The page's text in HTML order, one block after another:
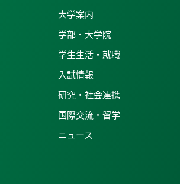
大学案内
学部・大学院
学生生活・就職
入試情報
研究・社会連携
国際交流・留学
ニュース